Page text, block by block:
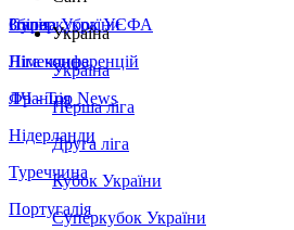
Збірна України
Італія
Німеччина
Франція
Нідерланди
Туреччина
Португалія
Суперкубок УЄФА
Ліга конференцій
ЛЧ - Top News
Україна
Україна
Перша ліга
Друга ліга
Кубок України
Суперкубок України